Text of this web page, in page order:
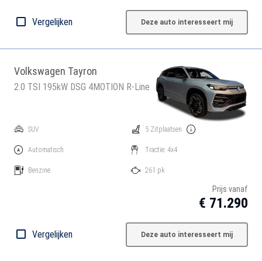
Vergelijken Deze auto interesseert mij
Volkswagen Tayron
2.0 TSI 195kW DSG 4MOTION R-Line
SUV
Automatisch
Benzine
5 Zitplaatsen
Tractie: 4x4
261 pk
Prijs vanaf
€ 71.290
Vergelijken Deze auto interesseert mij